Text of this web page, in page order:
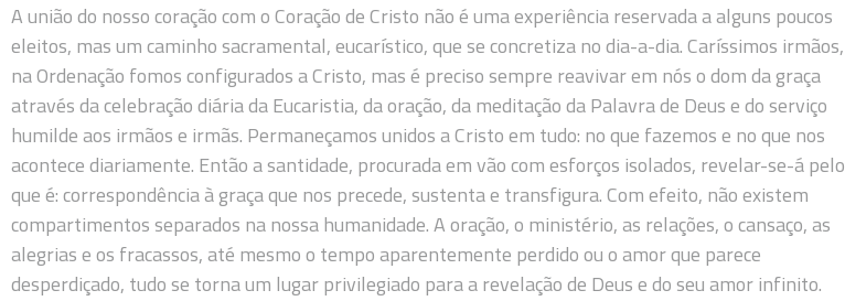
A união do nosso coração com o Coração de Cristo não é uma experiência reservada a alguns poucos
eleitos, mas um caminho sacramental, eucarístico, que se concretiza no dia-a-dia. Caríssimos irmãos,
na Ordenação fomos configurados a Cristo, mas é preciso sempre reavivar em nós o dom da graça
através da celebração diária da Eucaristia, da oração, da meditação da Palavra de Deus e do serviço
humilde aos irmãos e irmãs. Permaneçamos unidos a Cristo em tudo: no que fazemos e no que nos
acontece diariamente. Então a santidade, procurada em vão com esforços isolados, revelar-se-á pelo
que é: correspondência à graça que nos precede, sustenta e transfigura. Com efeito, não existem
compartimentos separados na nossa humanidade. A oração, o ministério, as relações, o cansaço, as
alegrias e os fracassos, até mesmo o tempo aparentemente perdido ou o amor que parece
desperdiçado, tudo se torna um lugar privilegiado para a revelação de Deus e do seu amor infinito.